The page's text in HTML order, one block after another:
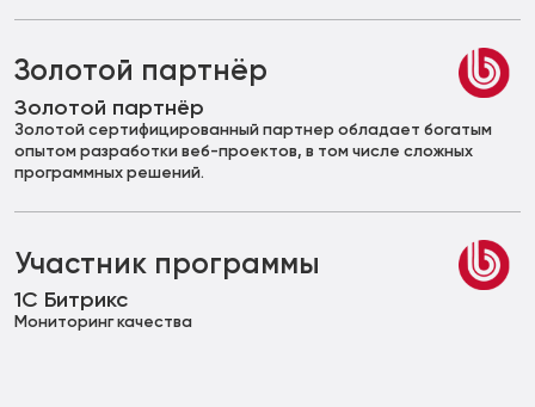
Золотой партнёр
Золотой партнёр
Золотой сертифицированный партнер обладает богатым
опытом разработки веб-проектов, в том числе сложных
программных решений.
Участник программы
1С Битрикс
Мониторинг качества